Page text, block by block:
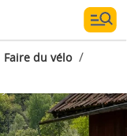
Faire du vélo /